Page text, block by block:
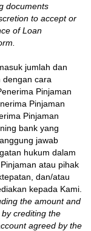
documents
to accept or
of Loan
jumlah dan
dengan cara
Pinjaman
Pinjaman
Pinjaman
bank yang
jawab
hukum dalam
atau pihak
dan/atau
kepada Kami.
the amount and
crediting the
agreed by the